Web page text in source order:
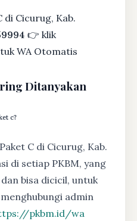
Cicurug, Kab.
👉 klik
WA Otomatis
Ditanyakan
c?
C di Cicurug, Kab.
di setiap PKBM, yang
bisa dicicil, untuk
admin
pkbm.id/wa